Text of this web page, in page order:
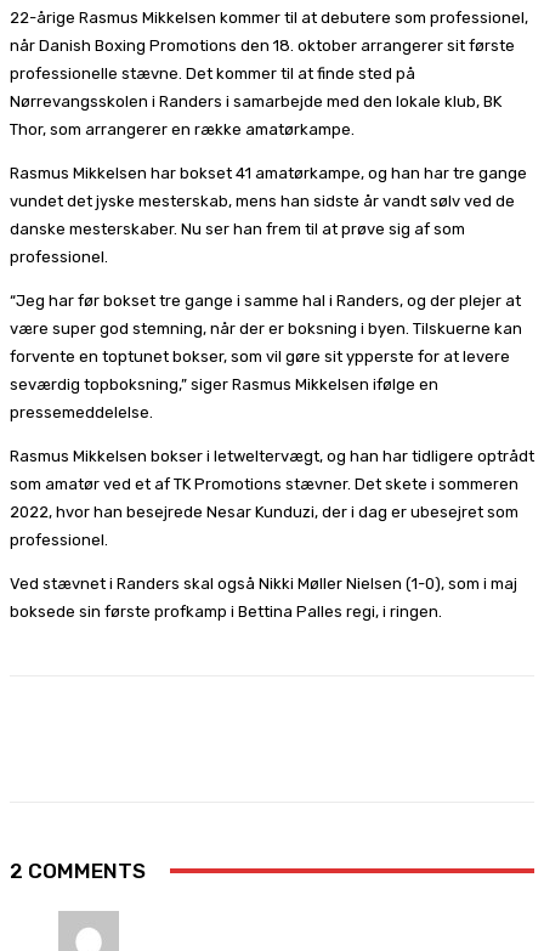
22-årige Rasmus Mikkelsen kommer til at debutere som professionel,
når Danish Boxing Promotions den 18. oktober arrangerer sit første
professionelle stævne. Det kommer til at finde sted på
Nørrevangsskolen i Randers i samarbejde med den lokale klub, BK
Thor, som arrangerer en række amatørkampe.
Rasmus Mikkelsen har bokset 41 amatørkampe, og han har tre gange
vundet det jyske mesterskab, mens han sidste år vandt sølv ved de
danske mesterskaber. Nu ser han frem til at prøve sig af som
professionel.
“Jeg har før bokset tre gange i samme hal i Randers, og der plejer at
være super god stemning, når der er boksning i byen. Tilskuerne kan
forvente en toptunet bokser, som vil gøre sit ypperste for at levere
seværdig topboksning,” siger Rasmus Mikkelsen ifølge en
pressemeddelelse.
Rasmus Mikkelsen bokser i letweltervægt, og han har tidligere optrådt
som amatør ved et af TK Promotions stævner. Det skete i sommeren
2022, hvor han besejrede Nesar Kunduzi, der i dag er ubesejret som
professionel.
Ved stævnet i Randers skal også Nikki Møller Nielsen (1-0), som i maj
boksede sin første profkamp i Bettina Palles regi, i ringen.
2 COMMENTS